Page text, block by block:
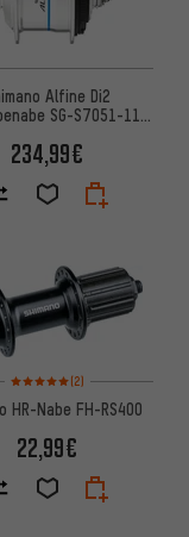
Alfine Di2
SG-S7051-11
234,99€
Bewertungen: 5 von 5
(2)
HR-Nabe FH-RS400
22,99€